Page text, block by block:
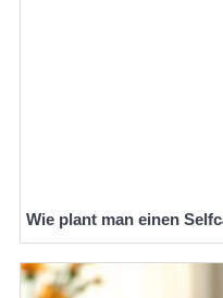
Wie plant man einen